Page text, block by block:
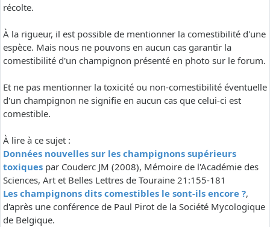
récolte.
À la rigueur, il est possible de mentionner la comestibilité d'une
espèce. Mais nous ne pouvons en aucun cas garantir la
comestibilité d'un champignon présenté en photo sur le forum.
Et ne pas mentionner la toxicité ou non-comestibilité éventuelle
d'un champignon ne signifie en aucun cas que celui-ci est
comestible.
À lire à ce sujet :
Données nouvelles sur les champignons supérieurs
toxiques par Couderc JM (2008), Mémoire de l'Académie des
Sciences, Art et Belles Lettres de Touraine 21:155-181
Les champignons dits comestibles le sont-ils encore ?,
d'après une conférence de Paul Pirot de la Société Mycologique
de Belgique.